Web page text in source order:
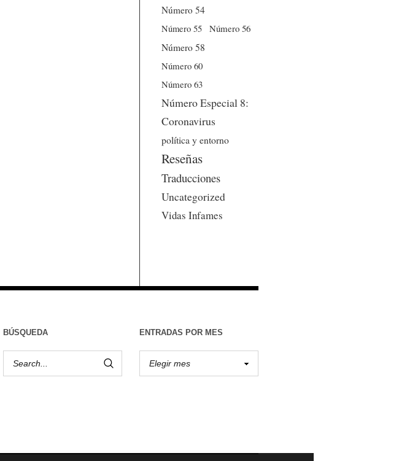
Número 54
Número 55
Número 56
Número 58
Número 60
Número 63
Número Especial 8:
Coronavirus
política y entorno
Reseñas
Traducciones
Uncategorized
Vidas Infames
BÚSQUEDA ENTRADAS POR MES